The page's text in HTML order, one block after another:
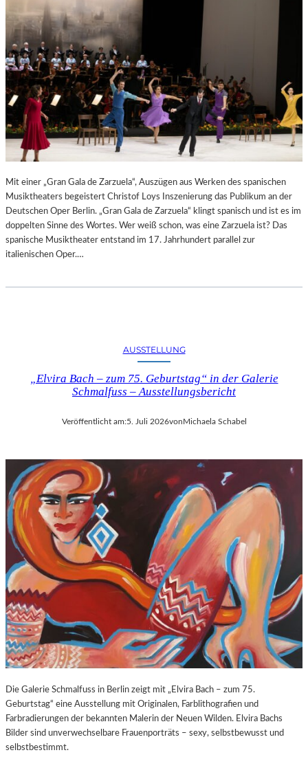
T
–
K
O
Z
E
K
–
I
C
A
Z
A
R
T
S
7
0
.
G
E
B
U
T
S
T
A
Mit einer „Gran Gala de Zarzuela“, Auszügen aus Werken des spanischen
Musiktheaters begeistert Christof Loys Inszenierung das Publikum an der
Deutschen Oper Berlin. „Gran Gala de Zarzuela“ klingt spanisch und ist es im
doppelten Sinne des Wortes. Wer weiß schon, was eine Zarzuela ist? Das
spanische Musiktheater entstand im 17. Jahrhundert parallel zur
italienischen Oper.…
AUSSTELLUNG
„Elvira Bach – zum 75. Geburtstag“ in der Galerie
Schmalfuss – Ausstellungsbericht
Veröffentlicht am:5. Juli 2026von Michaela Schabel
Die Galerie Schmalfuss in Berlin zeigt mit „Elvira Bach – zum 75.
Geburtstag“ eine Ausstellung mit Originalen, Farblithografien und
Farbradierungen der bekannten Malerin der Neuen Wilden. Elvira Bachs
Bilder sind unverwechselbare Frauenporträts – sexy, selbstbewusst und
selbstbestimmt.